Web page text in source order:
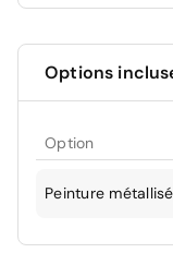
Options
Option
Peinture